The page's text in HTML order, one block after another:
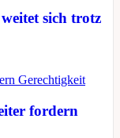
sich trotz
fordern